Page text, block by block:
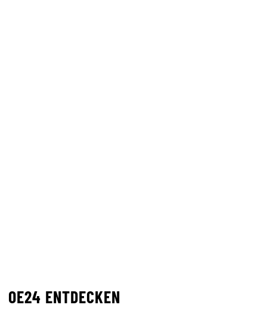
OE24 ENTDECKEN